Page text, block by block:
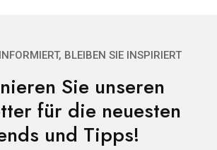
BLEIBEN SIE INSPIRIERT
Sie unseren
für die neuesten
und Tipps!